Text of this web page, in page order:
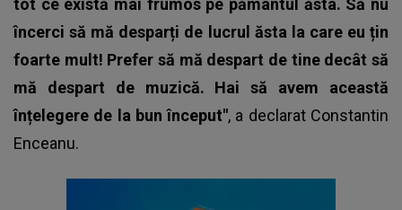
tot ce există mai frumos pe pământul ăsta. Să nu
încerci să mă desparți de lucrul ăsta la care eu țin
foarte mult! Prefer să mă despart de tine decât să
mă despart de muzică. Hai să avem această
înțelegere de la bun început", a declarat Constantin
Enceanu.